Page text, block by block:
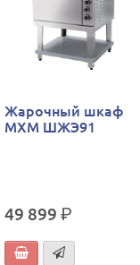
Жарочный шкаф
МХМ ШЖЭ91
49 899 р.